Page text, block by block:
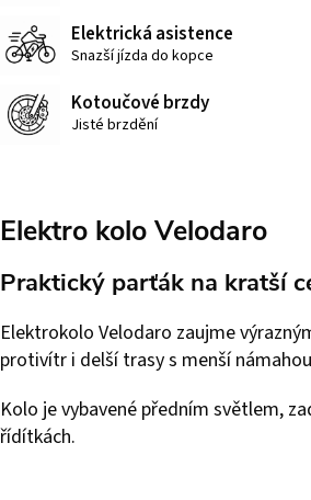
Elektrická asistence
Snazší jízda do kopce
Kotoučové brzdy
Jisté brzdění
Elektro kolo Velodaro
Praktický parťák na kratší
Elektrokolo Velodaro zaujme
protivítr i delší trasy s menší
Kolo je vybavené předním světlem,
řídítkách.